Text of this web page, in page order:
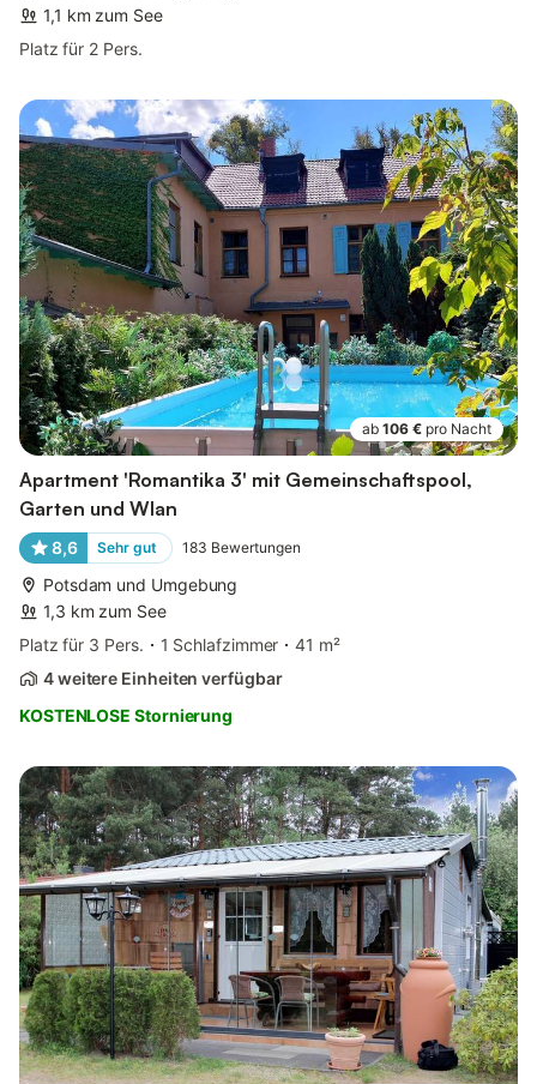
1,1 km zum See
Platz für 2 Pers.
ab 106 € pro Nacht
Apartment 'Romantika 3' mit Gemeinschaftspool,
Garten und Wlan
8,6 Sehr gut 183 Bewertungen
Potsdam und Umgebung
1,3 km zum See
Platz für 3 Pers.
1 Schlafzimmer
41 m²
4 weitere Einheiten verfügbar
KOSTENLOSE Stornierung